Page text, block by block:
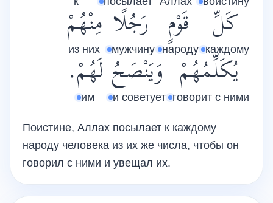
كَلِّ
каждому
قَوْمٍ
народу
رَجُلًا
мужчину
مِنْهُمْ
из них
يُكَلِّمُهُمْ
говорит с ними
وَيَنْصَحُ
и советует
لَهُمْ.
им
Поистине, Аллах посылает к каждому
народу человека из их же числа, чтобы он
говорил с ними и увещал их.